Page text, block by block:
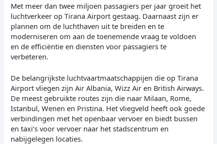
Met meer dan twee miljoen passagiers per jaar groeit het
luchtverkeer op Tirana Airport gestaag. Daarnaast zijn er
plannen om de luchthaven uit te breiden en te
moderniseren om aan de toenemende vraag te voldoen
en de efficiëntie en diensten voor passagiers te
verbeteren.
De belangrijkste luchtvaartmaatschappijen die op Tirana
Airport vliegen zijn Air Albania, Wizz Air en British Airways.
De meest gebruikte routes zijn die naar Milaan, Rome,
Istanbul, Wenen en Pristina. Het vliegveld heeft ook goede
verbindingen met het openbaar vervoer en biedt bussen
en taxi’s voor vervoer naar het stadscentrum en
nabijgelegen locaties.